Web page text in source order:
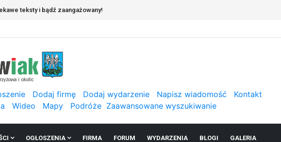
teksty i bądź zaangażowany!
Dodaj firmę Dodaj wydarzenie Napisz wiadomość
Kontakt
Wideo Mapy Podróże Zaawansowane wyszukiwanie
OGŁOSZENIA FIRMA FORUM WYDARZENIA BLOGI GALERIA